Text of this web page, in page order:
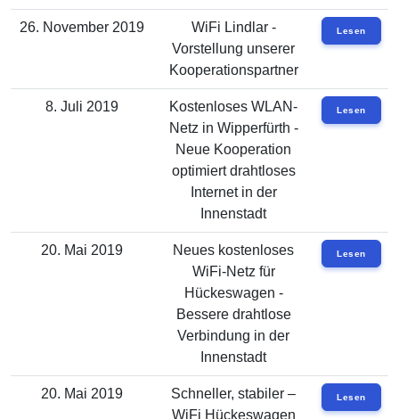
26. November 2019
WiFi Lindlar -
Vorstellung unserer
Kooperationspartner
Lesen
8. Juli 2019
Kostenloses WLAN-
Netz in Wipperfürth -
Neue Kooperation
optimiert drahtloses
Internet in der
Innenstadt
Lesen
20. Mai 2019
Neues kostenloses
WiFi-Netz für
Hückeswagen -
Bessere drahtlose
Verbindung in der
Innenstadt
Lesen
20. Mai 2019
Schneller, stabiler –
WiFi Hückeswagen
Lesen